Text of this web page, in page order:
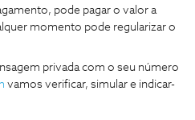
pode pagar o valor a
momento pode regularizar o
privada com o seu número
vamos verificar, simular e indicar-